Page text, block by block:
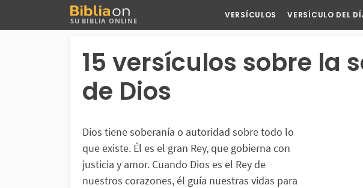
SU BIBLIA ONLINE
VERSÍCULOS VERSÍCULO DEL
Buscar
15 versículos sobre la
de Dios
Dios tiene soberanía o autoridad sobre todo lo
que existe. Él es el gran Rey, que gobierna con
justicia y amor. Cuando Dios es el Rey de
nuestros corazones, él guía nuestras vidas para